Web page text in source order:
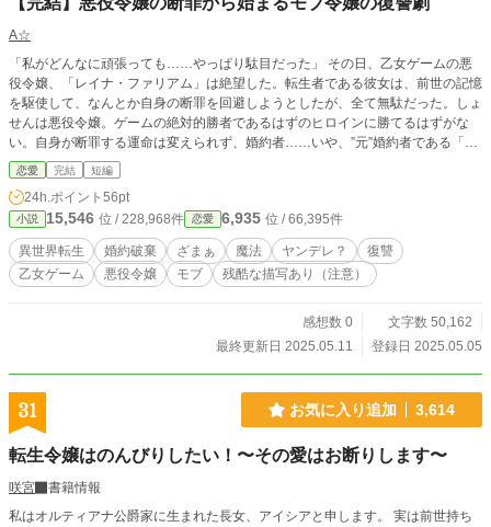
A☆
「私がどんなに頑張っても……やっぱり駄目だった」 その日、乙女ゲームの悪
役令嬢、「レイナ・ファリアム」は絶望した。転生者である彼女は、前世の記憶
を駆使して、なんとか自身の断罪を回避しようとしたが、全て無駄だった。しょ
せんは悪役令嬢。ゲームの絶対的勝者であるはずのヒロインに勝てるはずがな
い。自身が断罪する運命は変えられず、婚約者……いや、”元”婚約者である「デ
イファン・テリアム」に婚約破棄と国外追放を命じられる。みんな、誰一人とし
てレイナを庇ってはくれず、レイナに冷たい視線を向けていた。そして、国外追
放のための馬車に乗り込むと、馬車の中に隠れていた何者かによって……レイナ
は殺害されてしまった。 「なぜ、レイナが……あの子は何も悪くないの
に！！」 彼女の死に唯一嘆いたものは、家族以上にレイナを知る存在……レイ
ナの親友であり、幼馴染でもある、侯爵令嬢、「ヴィル・テイラン」であった。
ヴィルは親友のレイナにすら教えていなかったが、自身も前世の記憶を所持して
のモブで、でしゃばるのはよくないと思い、見て見ぬふりをしていましたが……
こればかりは見過ごせません！！」 そして、彼女は決意した。レイナの死は、
女への罪滅ぼしのために、彼女を虐げてきた者たちに復讐するのだ、と。これ
は、悪役令嬢の断罪から始まる、モブ令嬢の復讐劇である。
恋愛 完結 短編
24h.ポイント 56pt
小説 15,546 位 / 228,968件 恋愛 6,935 位 / 66,395件
異世界転生 婚約破棄 ざまぁ 魔法 ヤンデレ？
復讐
乙女ゲーム
悪役令嬢 モブ 残酷な描写あり（注意）
感想数 0
文字数 50,162
最終更新日 2025.05.11
登録日 2025.05.05
31 お気に入り追加 3,614
転生令嬢はのんびりしたい！〜その愛はお断りします〜
咲宮
書籍情報
私はオルティアナ公爵家に生まれた長女、アイシアと申します。 実は前世持ち